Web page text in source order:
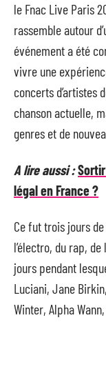
le Fnac Live Paris
rassemble autour
événement a été
vivre une
concerts d’artistes
chanson actuelle,
genres et de
A lire aussi :
légal en France ?
Ce fut trois jours
l’électro, du rap,
jours pendant
Luciani, Jane
Winter, Alpha